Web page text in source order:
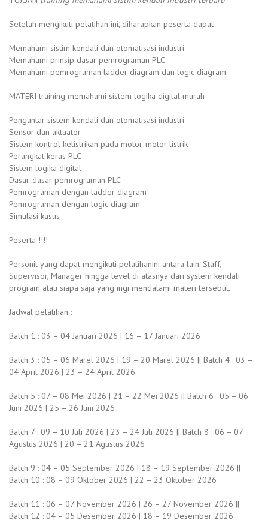
Setelah mengikuti pelatihan ini, diharapkan peserta dapat :
Memahami sistim kendali dan otomatisasi industri
Memahami prinsip dasar pemrograman PLC
Memahami pemrograman ladder diagram dan logic diagram
MATERItraining memahami sistem logika digital murah
Pengantar sistem kendali dan otomatisasi industri.
Sensor dan aktuator
Sistem kontrol kelistrikan pada motor-motor listrik
Perangkat keras PLC
Sistem logika digital
Dasar-dasar pemrograman PLC
Pemrograman dengan ladder diagram
Pemrograman dengan logic diagram
Simulasi kasus
Peserta !!!!
Personil yang dapat mengikuti pelatihanini antara lain: Staff,
Supervisor, Manager hingga level di atasnya dari system kendali
program atau siapa saja yang ingi mendalami materi tersebut.
Jadwal pelatihan :
Batch 1 : 03 – 04 Januari 2026 | 16 – 17 Januari 2026
Batch 3 : 05 – 06 Maret 2026 | 19 – 20 Maret 2026 || Batch 4 : 03 –
04 April 2026 | 23 – 24 April 2026
Batch 5 : 07 – 08 Mei 2026 | 21 – 22 Mei 2026 || Batch 6 : 05 – 06
Juni 2026 | 25 – 26 Juni 2026
Batch 7 : 09 – 10 Juli 2026 | 23 – 24 Juli 2026 || Batch 8 : 06 – 07
Agustus 2026 | 20 – 21 Agustus 2026
Batch 9 : 04 – 05 September 2026 | 18 – 19 September 2026 ||
Batch 10 : 08 – 09 Oktober 2026 | 22 – 23 Oktober 2026
Batch 11 : 06 – 07 November 2026 | 26 – 27 November 2026 ||
Batch 12 : 04 – 05 Desember 2026 | 18 – 19 Desember 2026